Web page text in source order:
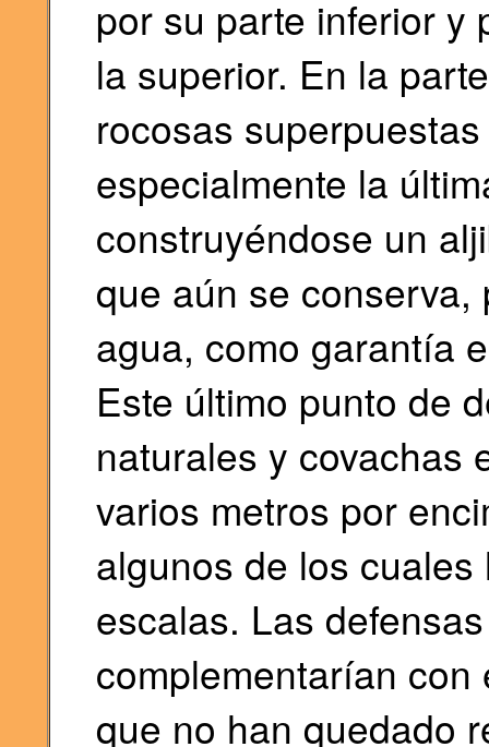
por su parte inferior y
la superior. En la
rocosas
especialmente la
construyéndose un
que aún se
agua, como garantía
Este último punto de
naturales y covachas
varios metros por
algunos de los
escalas. Las
complementarían
que no han quedado